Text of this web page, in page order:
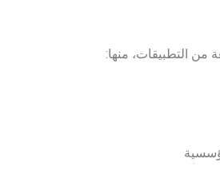
من التطبيقات، منها: